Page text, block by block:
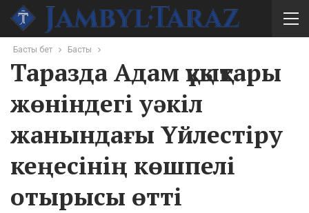
Басты бет Басты
Таразда Адам құқықтары
жөніндегі уәкіл
жанындағы Үйлестіру
кеңесінің көшпелі
отырысы өтті